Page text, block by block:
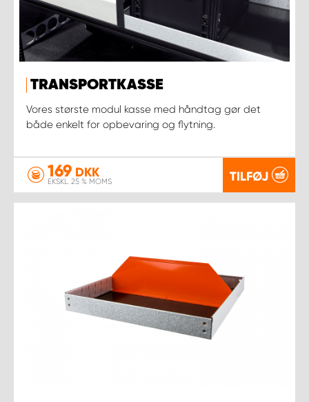
TRANSPORTKASSE
Vores største modul kasse med håndtag gør det
både enkelt for opbevaring og flytning.
169 DKK
EKSKL. 25 % MOMS TILFØJ